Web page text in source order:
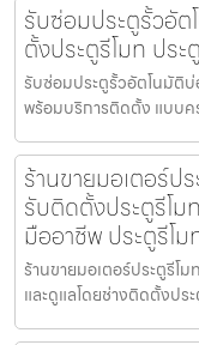
รับซ่อมประตูรั้วอัต
ตั้งประตูรีโมท ประ
รับซ่อมประตูรั้วอัตโนมัติบ่
พร้อมบริการติดตั้ง แบบค
ร้านขายมอเตอร์ป
รับติดตั้งประตูรีโม
มืออาชีพ ประตูรีโ
ร้านขายมอเตอร์ประตูรีโ
และดูแลโดยช่างติดตั้งปร